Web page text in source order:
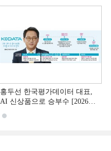
홍두선 한국평가데이터 대표,
AI 신상품으로 승부수 [2026